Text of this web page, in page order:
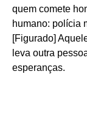
quem comete
humano: polícia
[Figurado]
leva outra
esperanças.